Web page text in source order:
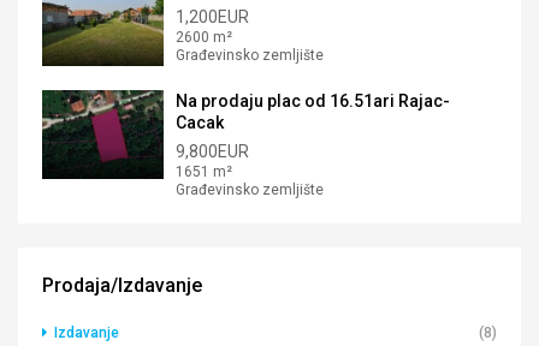
1,200EUR
2600 m²
Građevinsko zemljište
Na prodaju plac od 16.51ari Rajac-
Cacak
9,800EUR
1651 m²
Građevinsko zemljište
Prodaja/Izdavanje
Izdavanje (8)